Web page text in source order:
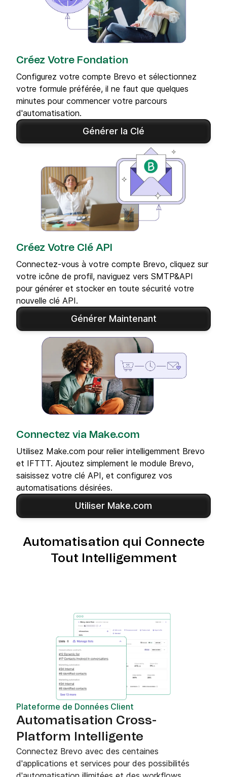
Créez Votre Fondation
Configurez votre compte Brevo et sélectionnez
votre formule préférée, il ne faut que quelques
minutes pour commencer votre parcours
d'automatisation.
Générer la Clé
Créez Votre Clé API
Connectez-vous à votre compte Brevo, cliquez sur
votre icône de profil, naviguez vers SMTP&API
pour générer et stocker en toute sécurité votre
nouvelle clé API.
Générer Maintenant
Connectez via Make.com
Utilisez Make.com pour relier intelligemment Brevo
et IFTTT. Ajoutez simplement le module Brevo,
saisissez votre clé API, et configurez vos
automatisations désirées.
Utiliser Make.com
Automatisation qui Connecte
Tout Intelligemment
Plateforme de Données Client
Automatisation Cross-
Platform Intelligente
Connectez Brevo avec des centaines
d'applications et services pour des possibilités